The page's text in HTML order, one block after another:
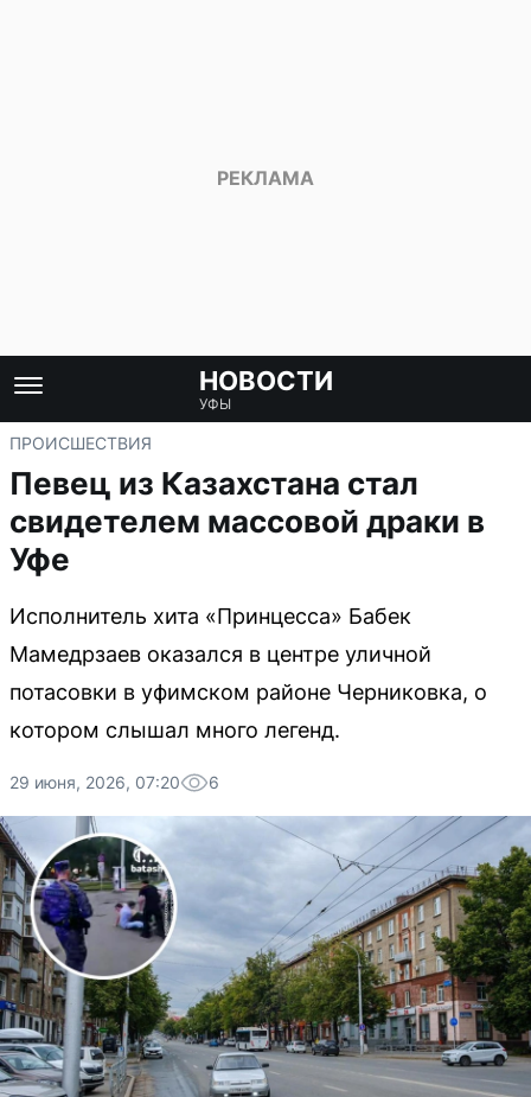
НОВОСТИ
УФЫ
ПРОИСШЕСТВИЯ
Певец из Казахстана стал
свидетелем массовой драки в
Уфе
Исполнитель хита «Принцесса» Бабек
Мамедрзаев оказался в центре уличной
потасовки в уфимском районе Черниковка, о
котором слышал много легенд.
29 июня, 2026, 07:20 6